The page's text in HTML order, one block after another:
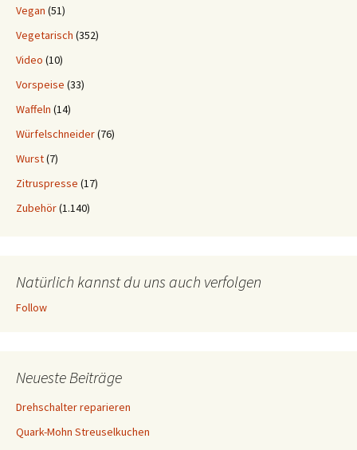
Vegan (51)
Vegetarisch (352)
Video (10)
Vorspeise (33)
Waffeln (14)
Würfelschneider(76)
Wurst(7)
Zitruspresse (17)
Zubehör(1.140)
Natürlich kannst du uns auch verfolgen
Follow
Neueste Beiträge
Drehschalter reparieren
Quark-Mohn Streuselkuchen